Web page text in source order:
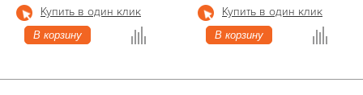
Купить в один клик
В корзину
Купить в один клик
В корзину